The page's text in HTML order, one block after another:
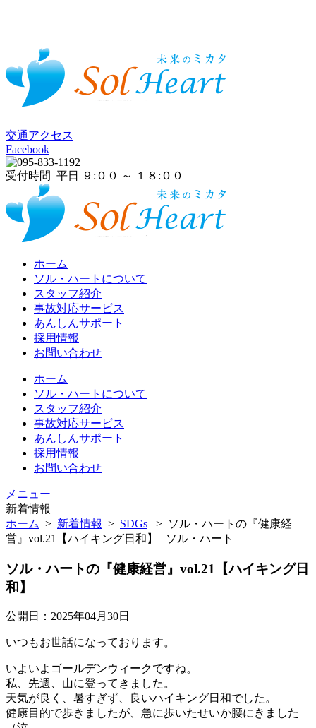
交通アクセス
Facebook
受付時間 平日 ９:００ ～ １８:００
ホーム
ソル・ハートについて
スタッフ紹介
事故対応サービス
あんしんサポート
採用情報
お問い合わせ
ホーム
ソル・ハートについて
スタッフ紹介
事故対応サービス
あんしんサポート
採用情報
お問い合わせ
メニュー
新着情報
ホーム > 新着情報 > SDGs > ソル・ハートの『健康経
営』vol.21【ハイキング日和】 | ソル・ハート
ソル・ハートの『健康経営』vol.21【ハイキング日
和】
公開日：2025年04月30日
いつもお世話になっております。
いよいよゴールデンウィークですね。
私、先週、山に登ってきました。
天気が良く、暑すぎず、良いハイキング日和でした。
健康目的で歩きましたが、急に歩いたせいか腰にきました